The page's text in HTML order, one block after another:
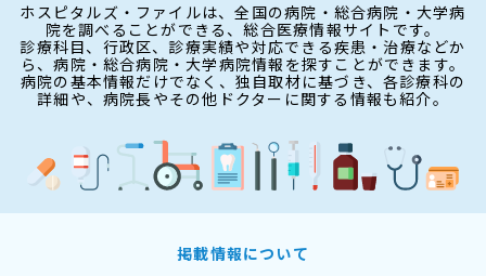
ホスピタルズ・ファイルは、全国の病院・総合病院・大学病
院を調べることができる、総合医療情報サイトです。
診療科目、行政区、診療実績や対応できる疾患・治療などか
ら、病院・総合病院・大学病院情報を探すことができます。
病院の基本情報だけでなく、独自取材に基づき、各診療科の
詳細や、病院長やその他ドクターに関する情報も紹介。
掲載情報について